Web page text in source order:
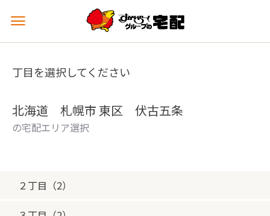
メ
ュ
を
丁目を選択してください
北海道 札幌市 東区 伏古五条
の宅配エリア選択
２丁目（2）